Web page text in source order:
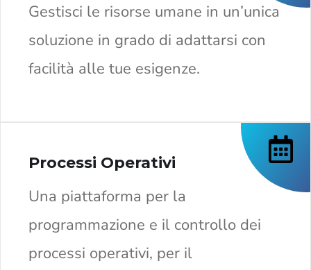
Gestisci le risorse umane in un’unica
soluzione in grado di adattarsi con
facilità alle tue esigenze.
Processi Operativi
Una piattaforma per la
programmazione e il controllo dei
processi operativi, per il